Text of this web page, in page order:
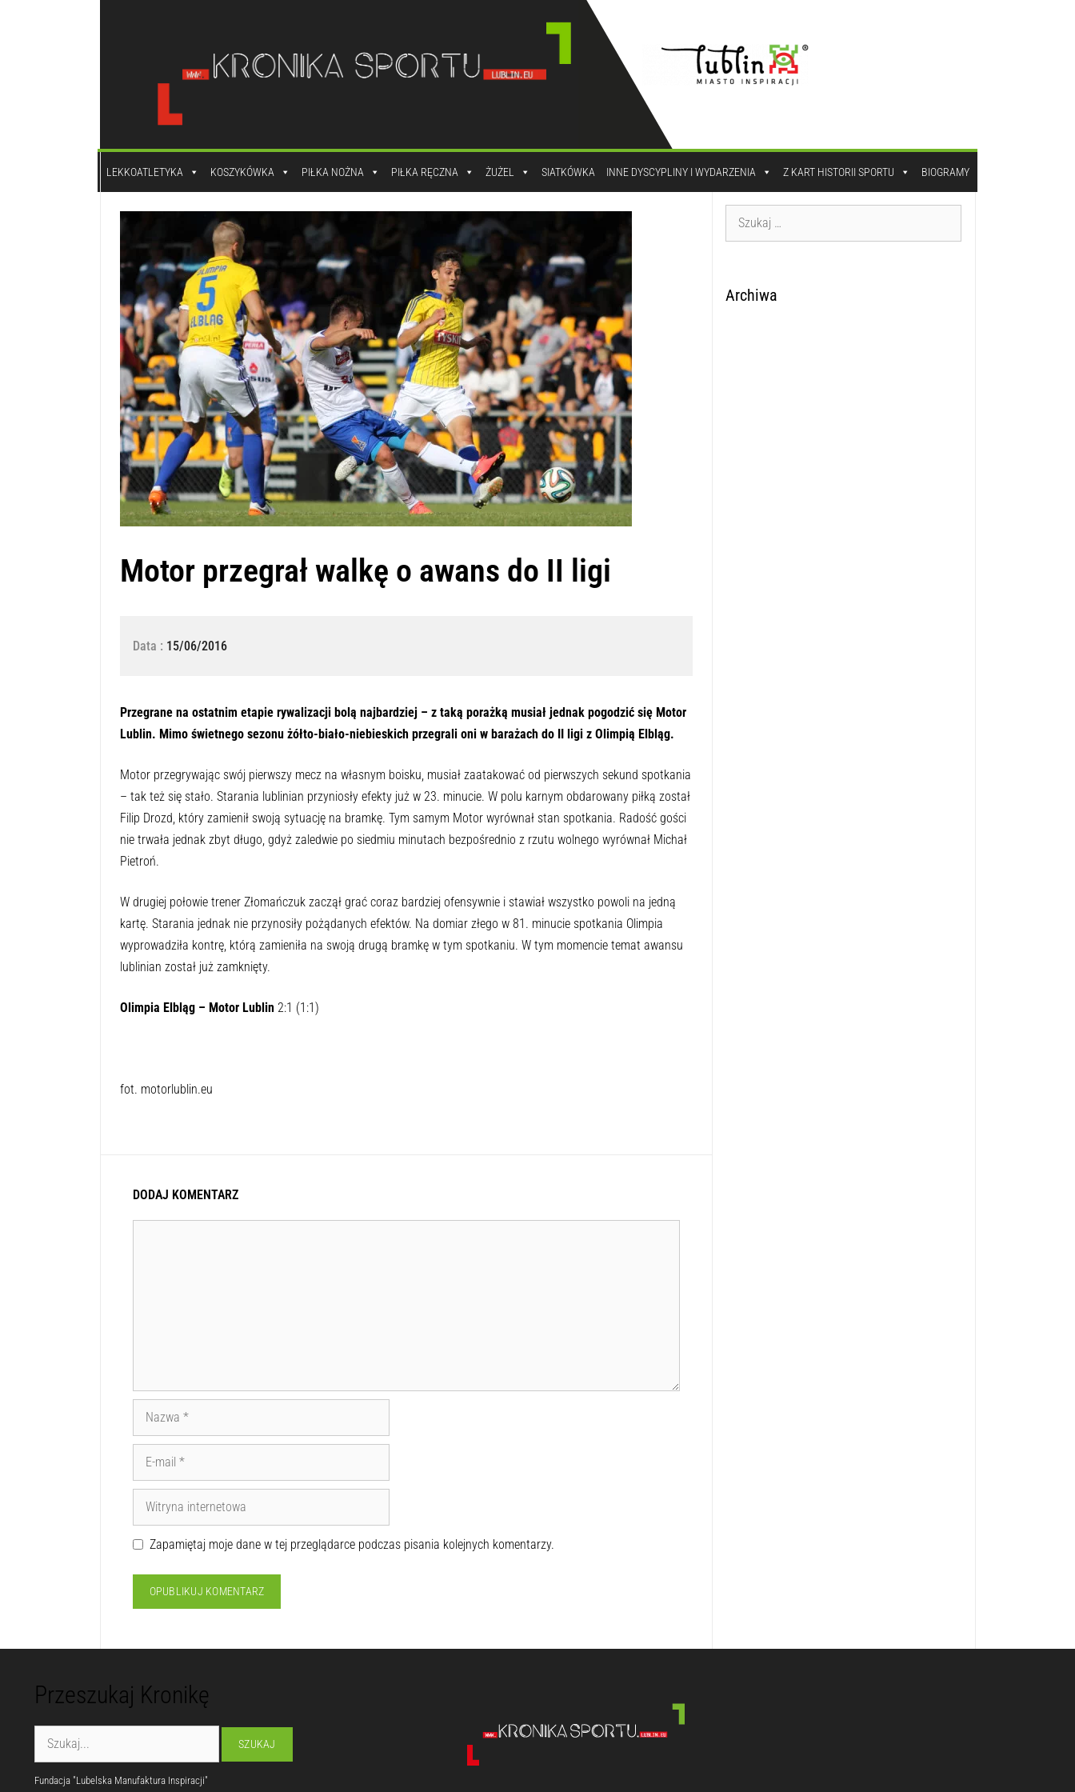
LEKKOATLETYKA KOSZYKÓWKA PIŁKA NOŻNA PIŁKA RĘCZNA ŻUŻEL SIATKÓWKA INNE DYSCYPLINY I WYDARZENIA Z KART HISTORII SPORTU BIOGRAMY
Motor przegrał walkę o awans do II ligi
Data : 15/06/2016
Przegrane na ostatnim etapie rywalizacji bolą najbardziej – z taką porażką musiał jednak pogodzić się Motor
Lublin. Mimo świetnego sezonu żółto-biało-niebieskich przegrali oni w barażach do II ligi z Olimpią Elbląg.
Motor przegrywając swój pierwszy mecz na własnym boisku, musiał zaatakować od pierwszych sekund spotkania
– tak też się stało. Starania lublinian przyniosły efekty już w 23. minucie. W polu karnym obdarowany piłką został
Filip Drozd, który zamienił swoją sytuację na bramkę. Tym samym Motor wyrównał stan spotkania. Radość gości
nie trwała jednak zbyt długo, gdyż zaledwie po siedmiu minutach bezpośrednio z rzutu wolnego wyrównał Michał
Pietroń.
W drugiej połowie trener Złomańczuk zaczął grać coraz bardziej ofensywnie i stawiał wszystko powoli na jedną
kartę. Starania jednak nie przynosiły pożądanych efektów. Na domiar złego w 81. minucie spotkania Olimpia
wyprowadziła kontrę, którą zamieniła na swoją drugą bramkę w tym spotkaniu. W tym momencie temat awansu
lublinian został już zamknięty.
Olimpia Elbląg – Motor Lublin 2:1 (1:1)
fot. motorlublin.eu
DODAJ KOMENTARZ
Zapamiętaj moje dane w tej przeglądarce podczas pisania kolejnych komentarzy.
Archiwa
Przeszukaj Kronikę
Fundacja "Lubelska Manufaktura Inspiracji"